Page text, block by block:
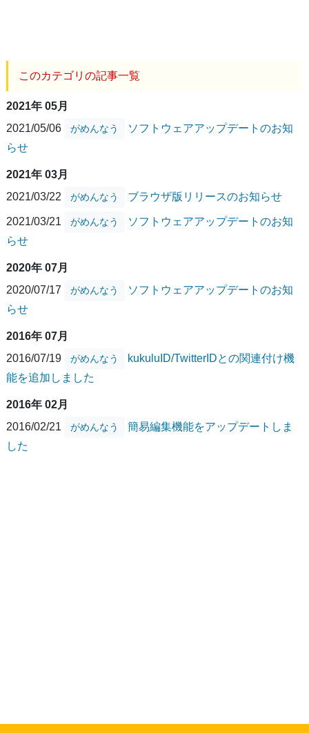
このカテゴリの記事一覧
2021年 05月
2021/05/06
がめんなう
ソフトウェアアップデートのお知
らせ
2021年 03月
2021/03/22
がめんなう ブラウザ版リリースのお知らせ
2021/03/21 がめんなう
ソフトウェアアップデートのお知
らせ
2020年 07月
2020/07/17
がめんなう
ソフトウェアアップデートのお知
らせ
2016年 07月
2016/07/19
がめんなう
kukuluID/TwitterIDとの関連付け機
能を追加しました
2016年 02月
2016/02/21
がめんなう
簡易編集機能をアップデートしま
した